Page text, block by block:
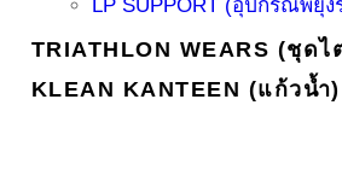
LP SUPPORT (อุปกรณพยุง
TRIATHLON WEARS (ชุดไ
KLEAN KANTEEN (แก้วน้ำ)